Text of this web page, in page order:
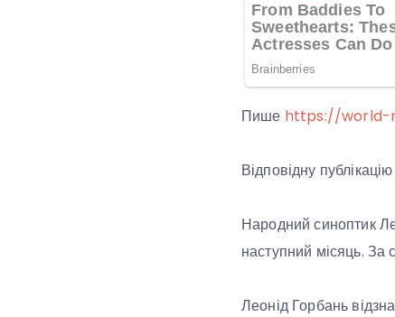
Пише https://world-
Відповідну
Народний синоптик
наступний місяць. За
Леонід Горбань